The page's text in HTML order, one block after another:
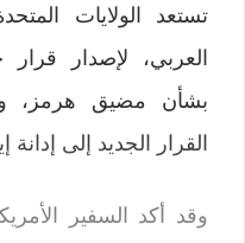
تستعد الولايات
العربي، لإصدار
بشأن مضيق هرمز،
القرار الجديد إلى
وقد أكد السفير